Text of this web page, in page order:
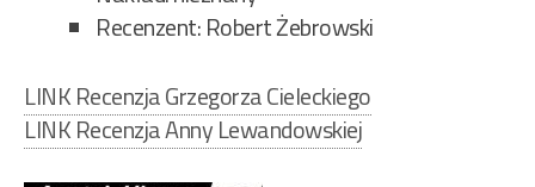
Recenzent: Robert Żebrowski
LINK Recenzja Grzegorza Cieleckiego
LINK Recenzja Anny Lewandowskiej